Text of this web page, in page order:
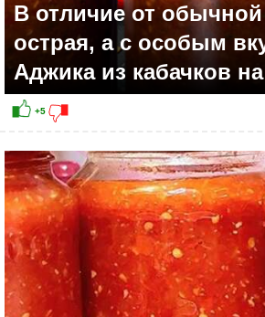
+5
В отличие от
острая, а с особым
Аджика из кабачков